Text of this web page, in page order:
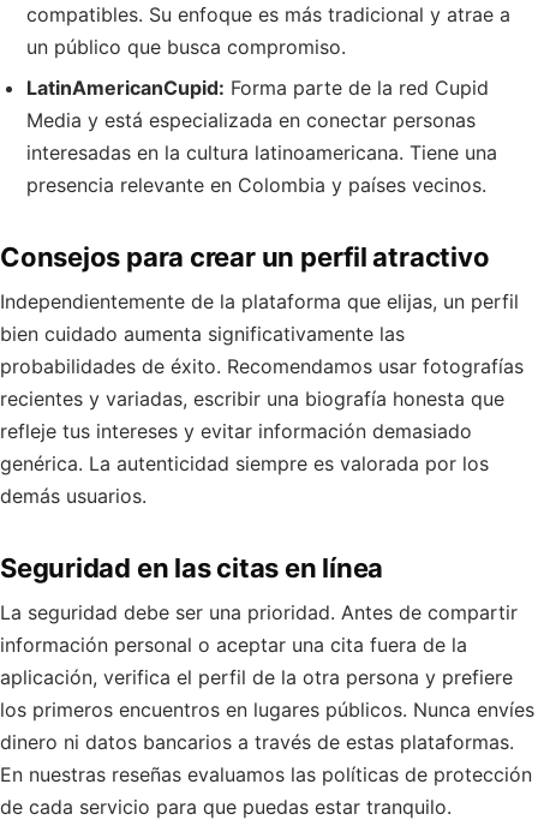
compatibles. Su enfoque es más tradicional y atrae a
un público que busca compromiso.
LatinAmericanCupid: Forma parte de la red Cupid
Media y está especializada en conectar personas
interesadas en la cultura latinoamericana. Tiene una
presencia relevante en Colombia y países vecinos.
Consejos para crear un perfil atractivo
Independientemente de la plataforma que elijas, un perfil
bien cuidado aumenta significativamente las
probabilidades de éxito. Recomendamos usar fotografías
recientes y variadas, escribir una biografía honesta que
refleje tus intereses y evitar información demasiado
genérica. La autenticidad siempre es valorada por los
demás usuarios.
Seguridad en las citas en línea
La seguridad debe ser una prioridad. Antes de compartir
información personal o aceptar una cita fuera de la
aplicación, verifica el perfil de la otra persona y prefiere
los primeros encuentros en lugares públicos. Nunca envíes
dinero ni datos bancarios a través de estas plataformas.
En nuestras reseñas evaluamos las políticas de protección
de cada servicio para que puedas estar tranquilo.